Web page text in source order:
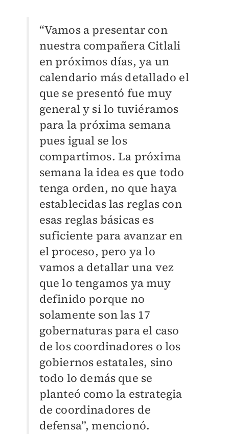
“Vamos a presentar con
nuestra compañera Citlali
en próximos días, ya un
calendario más detallado el
que se presentó fue muy
general y si lo tuviéramos
para la próxima semana
pues igual se los
compartimos. La próxima
semana la idea es que todo
tenga orden, no que haya
establecidas las reglas con
esas reglas básicas es
suficiente para avanzar en
el proceso, pero ya lo
vamos a detallar una vez
que lo tengamos ya muy
definido porque no
solamente son las 17
gobernaturas para el caso
de los coordinadores o los
gobiernos estatales, sino
todo lo demás que se
planteó como la estrategia
de coordinadores de
defensa”, mencionó.